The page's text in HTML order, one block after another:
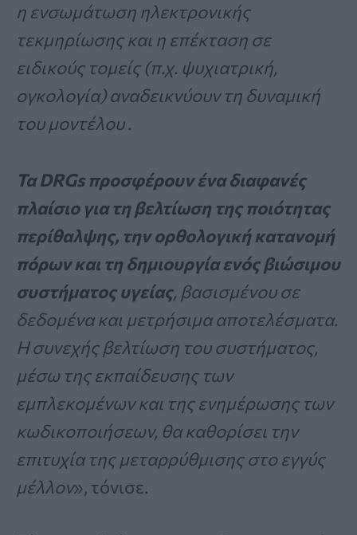
η ενσωμάτωση ηλεκτρονικής
τεκμηρίωσης και η επέκταση σε
ειδικούς τομείς (π.χ. ψυχιατρική,
ογκολογία) αναδεικνύουν τη δυναμική
του μοντέλου .
Τα DRGs προσφέρουν ένα διαφανές
πλαίσιο για τη βελτίωση της ποιότητας
περίθαλψης, την ορθολογική κατανομή
πόρων και τη δημιουργία ενός βιώσιμου
συστήματος υγείας, βασισμένου σε
δεδομένα και μετρήσιμα αποτελέσματα.
Η συνεχής βελτίωση του συστήματος,
μέσω της εκπαίδευσης των
εμπλεκομένων και της ενημέρωσης των
κωδικοποιήσεων, θα καθορίσει την
επιτυχία της μεταρρύθμισης στο εγγύς
μέλλον», τόνισε.